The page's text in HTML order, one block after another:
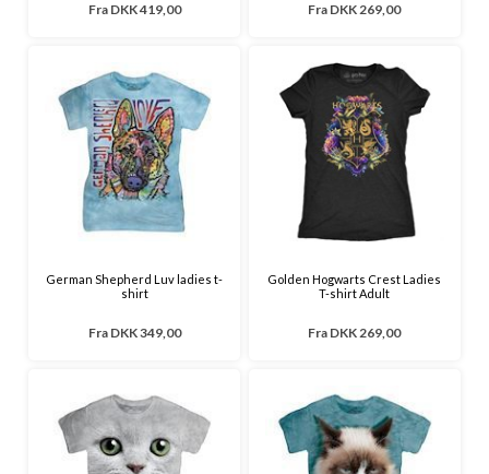
Fra DKK 419,00 Fra DKK 269,00
German Shepherd Luv ladies t-
shirt
Fra DKK 349,00
Golden Hogwarts Crest Ladies
T-shirt Adult
Fra DKK 269,00